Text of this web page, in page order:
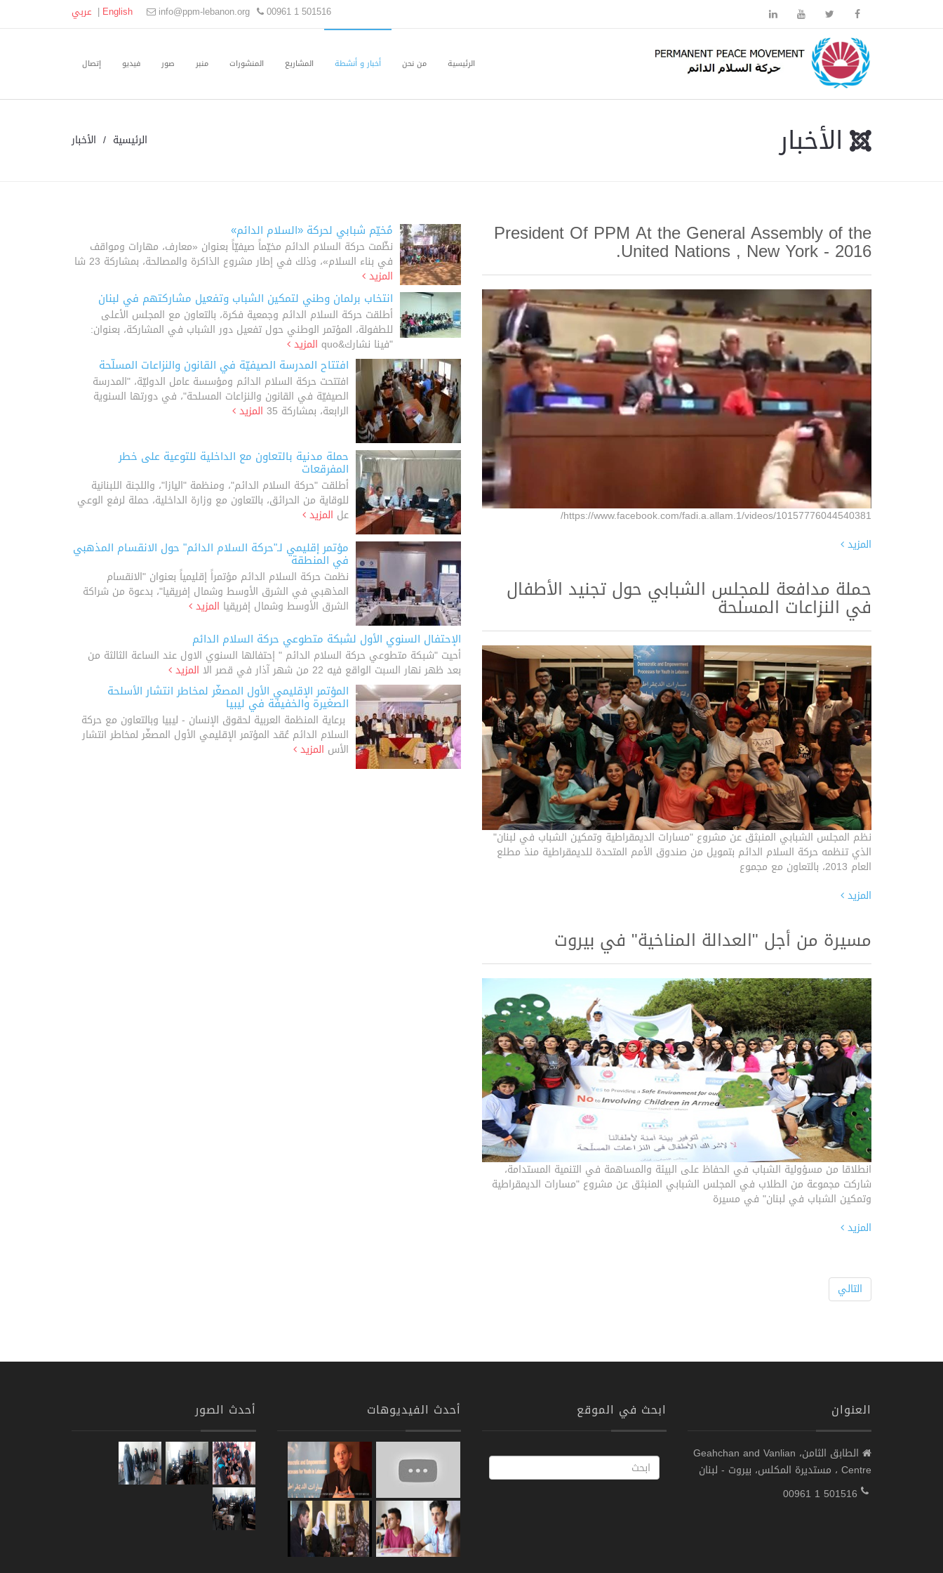
عربي English
| info@ppm-lebanon.org 00961 1 501516
الرئيسية من نحن أخبار و أنشطة المشاريع المنشورات منبر صور فيديو إتصال
الأخبار الرئيسية الأخبار
President Of PPM At the General Assembly of the
United Nations , New York - 2016.
https://www.facebook.com/fadi.a.allam.1/videos/10157776044540381/
المزيد
حملة مدافعة للمجلس الشبابي حول تجنيد الأطفال
في النزاعات المسلحة
نظم المجلس الشبابي المنبثق عن مشروع "مسارات الديمقراطية وتمكين الشباب في لبنان"
الذي تنظمه حركة السلام الدائم بتمويل من صندوق الأمم المتحدة للديمقراطية منذ مطلع
العام 2013، بالتعاون مع مجموع
المزيد
مسيرة من أجل "العدالة المناخية" في بيروت
انطلاقا من مسؤولية الشباب في الحفاظ على البيئة والمساهمة في التنمية المستدامة،
شاركت مجموعة من الطلاب في المجلس الشبابي المنبثق عن مشروع "مسارات الديمقراطية
وتمكين الشباب في لبنان" في مسيرة
المزيد
التالي
مُخيّم شبابي لحركة «السلام الدائم»
نظّمت حركة السلام الدائم مخيّماً صيفيّاً بعنوان «معارف، مهارات ومواقف
في بناء السلام»، وذلك في إطار مشروع الذاكرة والمصالحة، بمشاركة 23 شا
المزيد
انتخاب برلمان وطني لتمكين الشباب وتفعيل مشاركتهم في لبنان
أطلقت حركة السلام الدائم وجمعية فكرة، بالتعاون مع المجلس الأعلى
للطفولة، المؤتمر الوطني حول تفعيل دور الشباب في المشاركة، بعنوان:
"فينا نشارك&quo المزيد
افتتاح المدرسة الصيفيّة في القانون والنزاعات المسلّحة
افتتحت حركة السلام الدائم ومؤسسة عامل الدوليّة، "المدرسة
الصيفيّة في القانون والنزاعات المسلحة"، في دورتها السنوية
الرابعة، بمشاركة 35 المزيد
حملة مدنية بالتعاون مع الداخلية للتوعية على خطر
المفرقعات
أطلقت "حركة السلام الدائم"، ومنظمة "اليازا"، واللجنة اللبنانية
للوقاية من الحرائق، بالتعاون مع وزارة الداخلية، حملة لرفع الوعي
عل المزيد
مؤتمر إقليمي لـ"حركة السلام الدائم" حول الانقسام المذهبي
في المنطقة
نظمت حركة السلام الدائم مؤتمراً إقليمياً بعنوان "الانقسام
المذهبي في الشرق الأوسط وشمال إفريقيا"، بدعوة من شراكة
الشرق الأوسط وشمال إفريقيا المزيد
الإحتفال السنوي الأول لشبكة متطوعي حركة السلام الدائم
أحيت "شبكة متطوعي حركة السلام الدائم " إحتفالها السنوي الاول عند الساعة الثالثة من
بعد ظهر نهار السبت الواقع فيه 22 من شهر آذار في قصر الا المزيد
المؤتمر الإقليمي الأول المصغّر لمخاطر انتشار الأسلحة
الصغيرة والخفيفة في ليبيا
برعاية المنظمة العربية لحقوق الإنسان - ليبيا وبالتعاون مع‫ حركة
السلام الدائم عُقد المؤتمر الإقليمي الأول المصغّر لمخاطر انتشار
الأس المزيد
العنوان
الطابق الثامن، Geahchan and Vanlian
Centre ، مستديرة المكلس، بيروت - لبنان
00961 1 501516
ابحث في الموقع أحدث الفيديوهات أحدث الصور